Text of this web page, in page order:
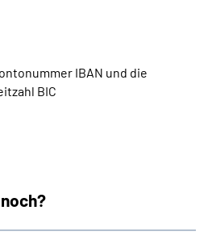
IBAN und die
BIC